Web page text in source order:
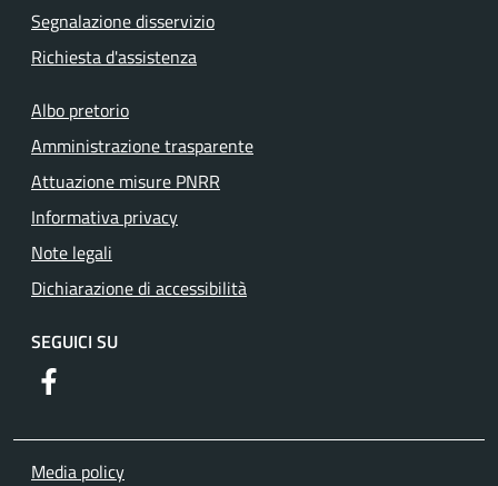
Segnalazione disservizio
Richiesta d'assistenza
Albo pretorio
Amministrazione trasparente
Attuazione misure PNRR
Informativa privacy
Note legali
Dichiarazione di accessibilità
SEGUICI SU
Media policy